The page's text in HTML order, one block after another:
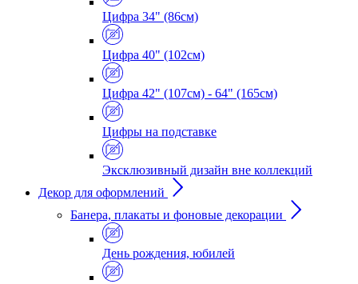
Цифра 34" (86см)
Цифра 40" (102см)
Цифра 42" (107см) - 64" (165см)
Цифры на подставке
Эксклюзивный дизайн вне коллекций
Декор для оформлений
Банера, плакаты и фоновые декорации
День рождения, юбилей